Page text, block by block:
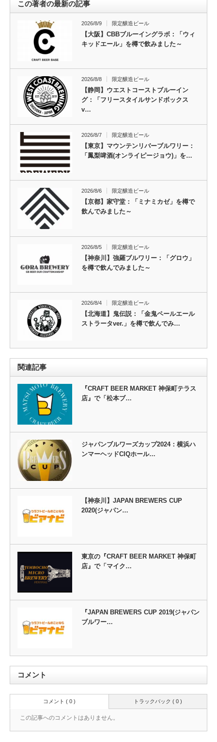
この著者の最新の記事
2026/8/9 限定醸造ビール
【大阪】CBBブルーイングラボ：「ウィ
キッドエール」を樽で飲みました～
2026/8/8 限定醸造ビール
【静岡】ウエストコーストブルーイン
グ：「フリースタイルサンドボックス
v…
2026/8/7 限定醸造ビール
【東京】マウンテンリバーブルワリー：
「鳳梨啤酒(オンライピージョウ)」を…
2026/8/6 限定醸造ビール
【京都】家守堂：「ミナミカゼ」を樽で
飲んでみました～
2026/8/5 限定醸造ビール
【神奈川】強羅ブルワリー：「グロウ」
を樽で飲んでみました～
2026/8/4 限定醸造ビール
【北海道】鬼伝説：「金鬼ペールエール
ストラータver.」を樽で飲んでみ…
関連記事
『CRAFT BEER MARKET 神保町テラス
店』で「松本ブ…
ジャパンブルワーズカップ2024：横浜ハ
ンマーヘッドCIQホール…
【神奈川】JAPAN BREWERS CUP
2020(ジャパン…
東京の『CRAFT BEER MARKET 神保町
店』で「マイク…
『JAPAN BREWERS CUP 2019(ジャパン
ブルワー…
コメント
トラックバック ( 0 )
コメント ( 0 )
この記事へのコメントはありません。